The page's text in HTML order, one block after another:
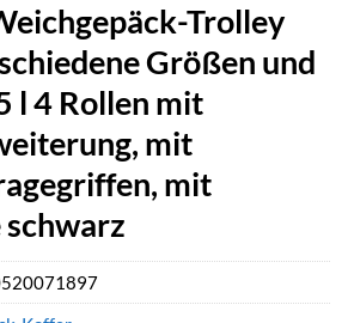
Trolley
Größen und
l 4 Rollen mit
mit
mit